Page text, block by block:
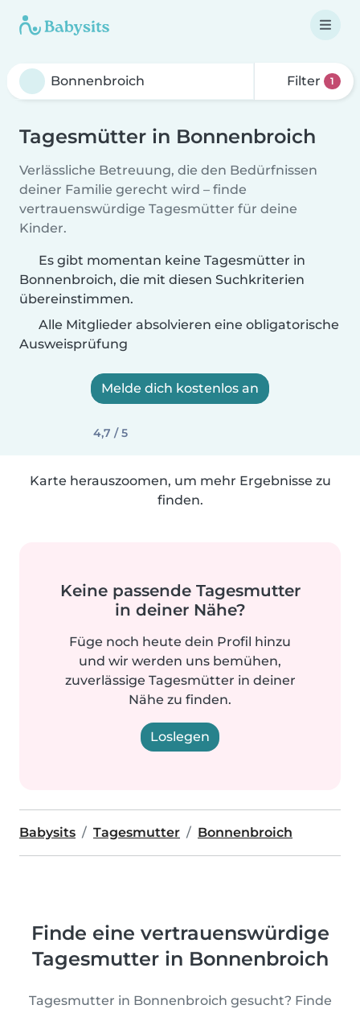
Filter 1
Tagesmütter in Bonnenbroich
Verlässliche Betreuung, die den Bedürfnissen
deiner Familie gerecht wird – finde
vertrauenswürdige Tagesmütter für deine
Kinder.
Es gibt momentan keine Tagesmütter in
Bonnenbroich, die mit diesen Suchkriterien
übereinstimmen.
Alle Mitglieder absolvieren eine obligatorische
Ausweisprüfung
Melde dich kostenlos an
4,7 / 5
Karte herauszoomen, um mehr Ergebnisse zu
finden.
Keine passende Tagesmutter
in deiner Nähe?
Füge noch heute dein Profil hinzu
und wir werden uns bemühen,
zuverlässige Tagesmütter in deiner
Nähe zu finden.
Loslegen
Babysits Tagesmutter Bonnenbroich
Finde eine vertrauenswürdige
Tagesmutter in Bonnenbroich
Tagesmutter in Bonnenbroich gesucht? Finde